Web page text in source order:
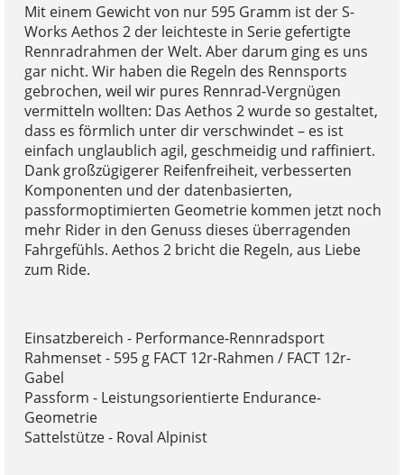
Mit einem Gewicht von nur 595 Gramm ist der S-
Works Aethos 2 der leichteste in Serie gefertigte
Rennradrahmen der Welt. Aber darum ging es uns
gar nicht. Wir haben die Regeln des Rennsports
gebrochen, weil wir pures Rennrad-Vergnügen
vermitteln wollten: Das Aethos 2 wurde so gestaltet,
dass es förmlich unter dir verschwindet – es ist
einfach unglaublich agil, geschmeidig und raffiniert.
Dank großzügigerer Reifenfreiheit, verbesserten
Komponenten und der datenbasierten,
passformoptimierten Geometrie kommen jetzt noch
mehr Rider in den Genuss dieses überragenden
Fahrgefühls. Aethos 2 bricht die Regeln, aus Liebe
zum Ride.
Einsatzbereich - Performance-Rennradsport
Rahmenset - 595 g FACT 12r-Rahmen / FACT 12r-
Gabel
Passform - Leistungsorientierte Endurance-
Geometrie
Sattelstütze - Roval Alpinist